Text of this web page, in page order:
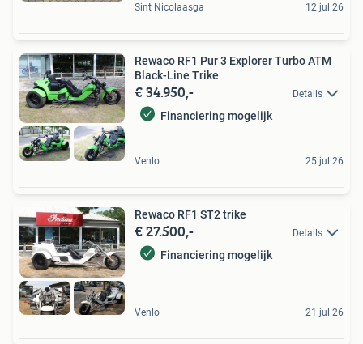
Sint Nicolaasga 12 jul 26
Rewaco RF1 Pur 3 Explorer Turbo ATM
Black-Line Trike
€ 34.950,- Details
Financiering mogelijk
Venlo 25 jul 26
Rewaco RF1 ST2 trike
€ 27.500,- Details
Financiering mogelijk
Venlo 21 jul 26